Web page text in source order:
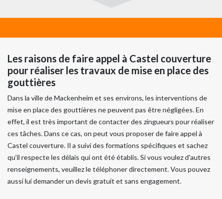
Les raisons de faire appel à Castel couverture
pour réaliser les travaux de mise en place des
gouttières
Dans la ville de Mackenheim et ses environs, les interventions de
mise en place des gouttières ne peuvent pas être négligées. En
effet, il est très important de contacter des zingueurs pour réaliser
ces tâches. Dans ce cas, on peut vous proposer de faire appel à
Castel couverture. Il a suivi des formations spécifiques et sachez
qu'il respecte les délais qui ont été établis. Si vous voulez d'autres
renseignements, veuillez le téléphoner directement. Vous pouvez
aussi lui demander un devis gratuit et sans engagement.